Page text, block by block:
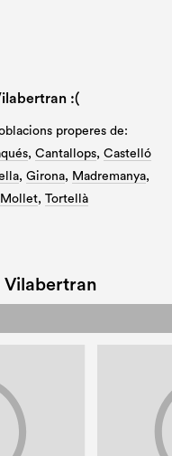
:(
properes de:
, Cantallops, Castelló
, Girona, Madremanya,
Mollet, Tortellà
Vilabertran